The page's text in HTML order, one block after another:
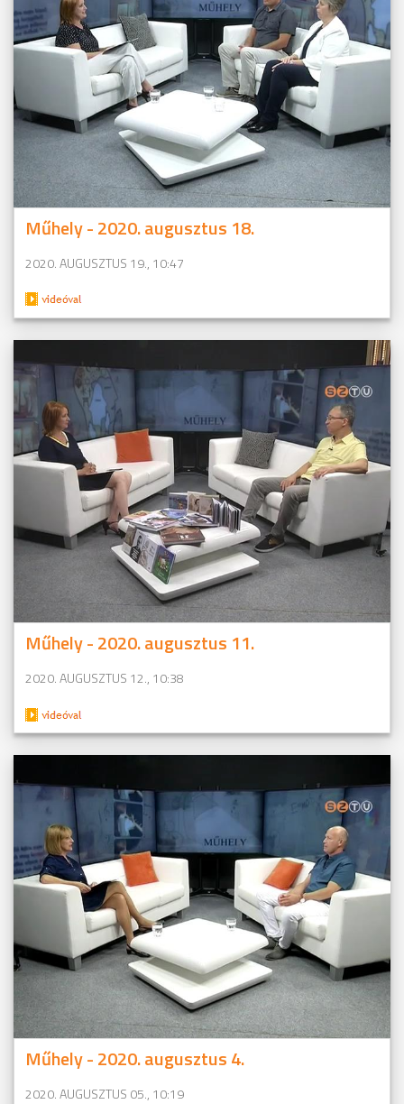
Műhely - 2020. augusztus 18.
2020. AUGUSZTUS 19., 10:47
Műhely - 2020. augusztus 11.
2020. AUGUSZTUS 12., 10:38
Műhely - 2020. augusztus 4.
2020. AUGUSZTUS 05., 10:19